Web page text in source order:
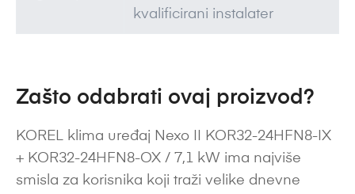
kvalificirani instalater
Zašto odabrati ovaj proizvod?
KOREL klima uređaj Nexo II KOR32-24HFN8-IX
+ KOR32-24HFN8-OX / 7,1 kW ima najviše
smisla za korisnika koji traži velike dnevne